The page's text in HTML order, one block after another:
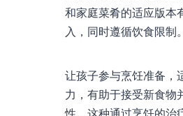
和家庭菜肴的适应版本
入，同时遵循饮食限制。
让孩子参与烹饪准备，
力，有助于接受新食物